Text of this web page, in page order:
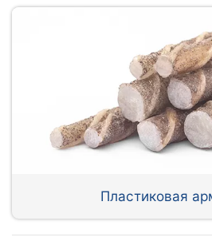
Пластиковая